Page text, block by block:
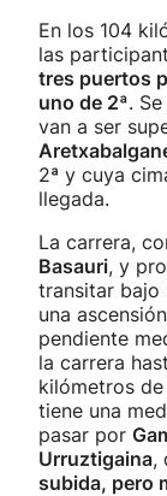
En los 104
las
tres puertos
uno de 2ª.
van a ser
2ª y cuya
llegada.
La carrera,
Basauri, y
transitar bajo
una
pendiente
la carrera
kilómetros
tiene una
pasar por
Urruztigaina,
subida, pero